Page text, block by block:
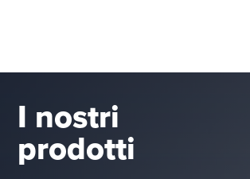
I nostri
prodotti